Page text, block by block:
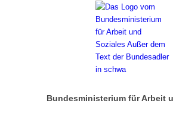
Bundesministerium für Arbeit